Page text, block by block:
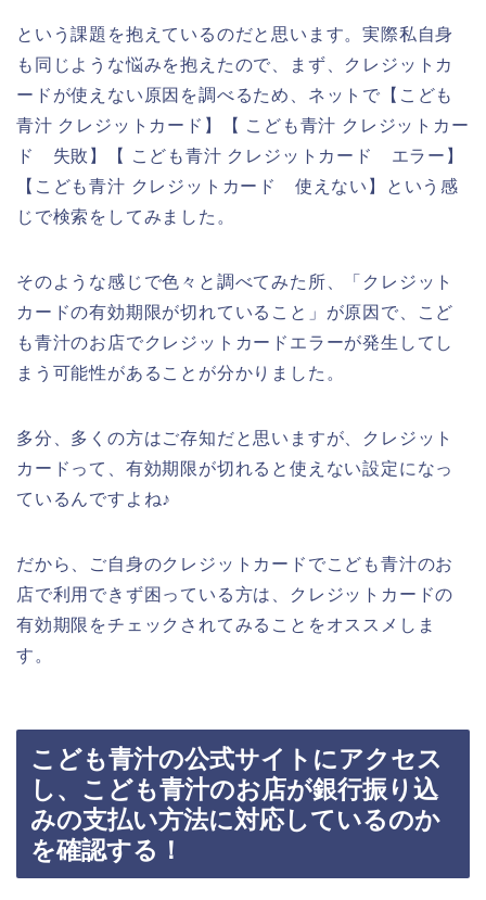
という課題を抱えているのだと思います。実際私自身
も同じような悩みを抱えたので、まず、クレジットカ
ードが使えない原因を調べるため、ネットで【こども
青汁 クレジットカード】【 こども青汁 クレジットカー
ド 失敗】【 こども青汁 クレジットカード エラー】
【こども青汁 クレジットカード 使えない】という感
じで検索をしてみました。
そのような感じで色々と調べてみた所、「クレジット
カードの有効期限が切れていること」が原因で、こど
も青汁のお店でクレジットカードエラーが発生してし
まう可能性があることが分かりました。
多分、多くの方はご存知だと思いますが、クレジット
カードって、有効期限が切れると使えない設定になっ
ているんですよね♪
だから、ご自身のクレジットカードでこども青汁のお
店で利用できず困っている方は、クレジットカードの
有効期限をチェックされてみることをオススメしま
す。
こども青汁の公式サイトにアクセス
し、こども青汁のお店が銀行振り込
みの支払い方法に対応しているのか
を確認する！